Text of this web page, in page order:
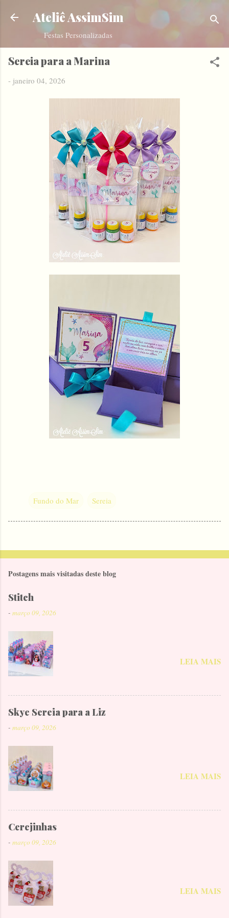
Pular para o conteúdo principal
Ateliê AssimSim
Festas Personalizadas
Sereia para a Marina
- janeiro 04, 2026
Fundo do Mar Sereia
Postagens mais visitadas deste blog
Stitch
- março 09, 2026
LEIA MAIS
Skye Sereia para a Liz
- março 09, 2026
LEIA MAIS
Cerejinhas
- março 09, 2026
LEIA MAIS